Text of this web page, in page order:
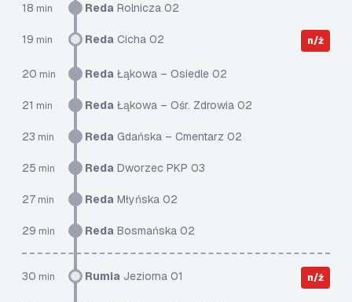
18 min Reda Rolnicza 02
19 min Reda Cicha 02 n/ż
20 min Reda Łąkowa – Osiedle 02
21 min Reda Łąkowa – Ośr. Zdrowia 02
23 min Reda Gdańska – Cmentarz 02
25 min Reda Dworzec PKP 03
27 min Reda Młyńska 02
29 min Reda Bosmańska 02
30 min Rumia Jeziorna 01 n/ż